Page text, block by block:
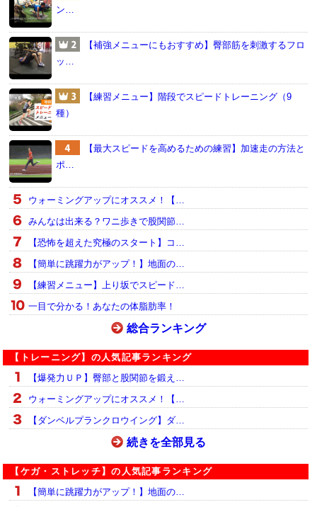
ン…
【補強メニューにもおすすめ】臀部筋を刺激するフロ
ッ…
【練習メニュー】階段でスピードトレーニング（9
種）
【最大スピードを高めるための練習】加速走の方法と
ポ…
ウォーミングアップにオススメ！【…
みんなは出来る？ワニ歩きで股関節…
【恐怖を超えた究極のスタート】コ…
【簡単に跳躍力がアップ！】地面の…
【練習メニュー】上り坂でスピード…
一目で分かる！あなたの体脂肪率！
総合ランキング
【トレーニング】の人気記事ランキング
【爆発力ＵＰ】臀部と股関節を鍛え…
ウォーミングアップにオススメ！【…
【ダンベルプランクロウイング】ダ…
続きを全部見る
【ケガ・ストレッチ】の人気記事ランキング
【簡単に跳躍力がアップ！】地面の…